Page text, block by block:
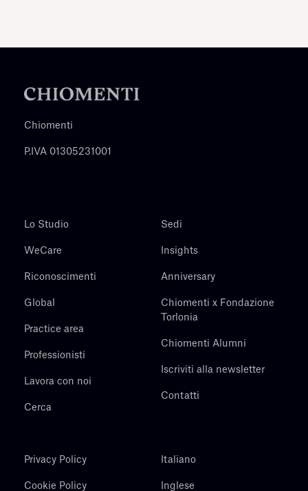
Chiomenti
P.IVA 01305231001
Lo Studio
WeCare
Riconoscimenti
Global
Practice area
Professionisti
Lavora con noi
Cerca
Sedi
Insights
Anniversary
Chiomenti x Fondazione
Torlonia
Chiomenti Alumni
Iscriviti alla newsletter
Contatti
Privacy Policy
Cookie Policy
Italiano
Inglese